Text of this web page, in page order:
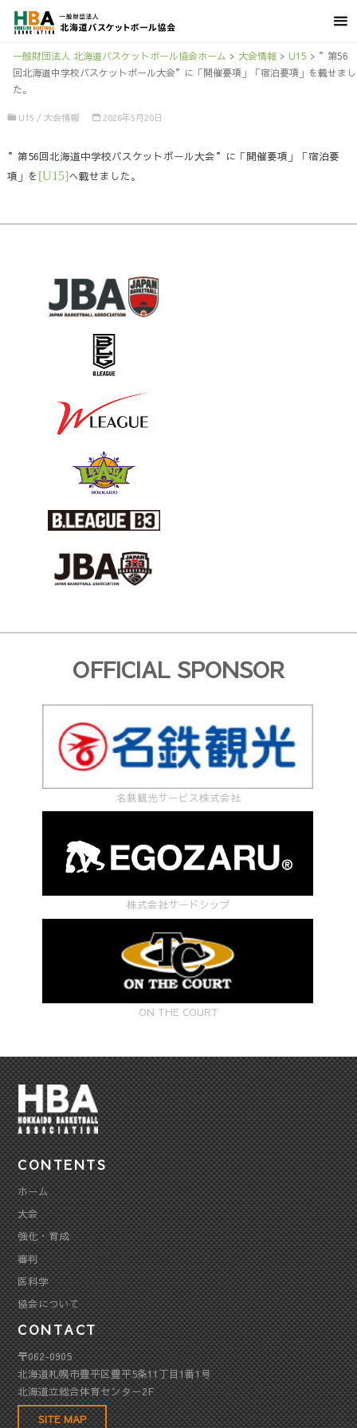
一般財団法人 北海道バスケットボール協会ホーム > 大会情報 > U15 > ”第56
回北海道中学校バスケットボール大会”に「開催要項」「宿泊要項」を載せまし
た。
U15 / 大会情報 2026年5月20日
”第56回北海道中学校バスケットボール大会”に「開催要項」「宿泊要
項」を[U15]へ載せました。
OFFICIAL SPONSOR
名鉄観光サービス株式会社
株式会社サードシップ
ON THE COURT
CONTENTS
ホーム
大会
強化・育成
審判
医科学
協会について
CONTACT
〒062-0905
北海道札幌市豊平区豊平5条11丁目1番1号
北海道立総合体育センター2F
SITE MAP